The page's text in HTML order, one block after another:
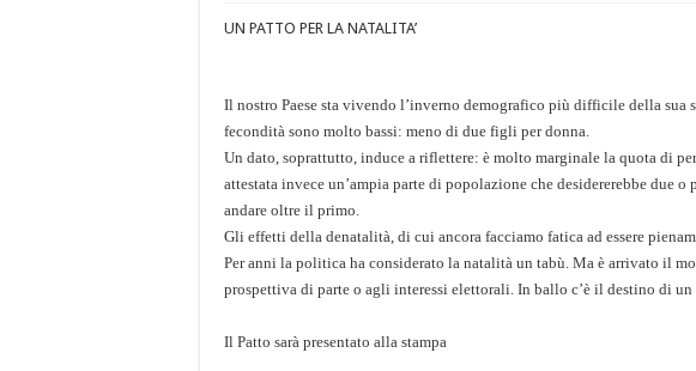
UN PATTO PER LA NATALITA’
Il nostro Paese sta vivendo l’inverno demografico più difficile della sua
fecondità sono molto bassi: meno di due figli per donna.
Un dato, soprattutto, induce a riflettere: è molto marginale la quota di
attestata invece un’ampia parte di popolazione che desidererebbe due
andare oltre il primo.
Gli effetti della denatalità, di cui ancora facciamo fatica ad essere
Per anni la politica ha considerato la natalità un tabù. Ma è arrivato il
prospettiva di parte o agli interessi elettorali. In ballo c’è il destino di un
Il Patto sarà presentato alla stampa